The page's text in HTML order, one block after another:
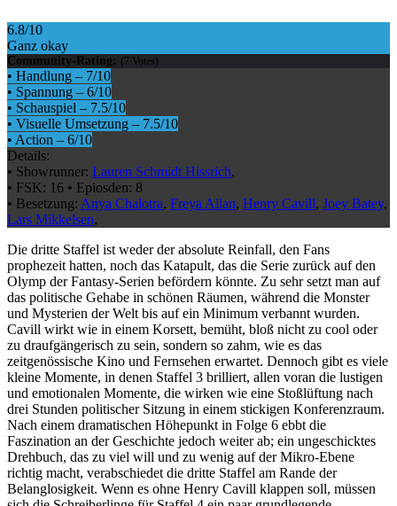
6.8/10
Ganz okay
Community-Rating: ( 7 Votes)
• Handlung – 7/10
• Spannung – 6/10
• Schauspiel – 7.5/10
• Visuelle Umsetzung – 7.5/10
• Action – 6/10
Details:
• Showrunner: Lauren Schmidt Hissrich,
• FSK: 16 • Epiosden: 8
• Besetzung: Anya Chalotra, Freya Allan, Henry Cavill, Joey Batey,
Lars Mikkelsen,
Die dritte Staffel ist weder der absolute Reinfall, den Fans
prophezeit hatten, noch das Katapult, das die Serie zurück auf den
Olymp der Fantasy-Serien befördern könnte. Zu sehr setzt man auf
das politische Gehabe in schönen Räumen, während die Monster
und Mysterien der Welt bis auf ein Minimum verbannt wurden.
Cavill wirkt wie in einem Korsett, bemüht, bloß nicht zu cool oder
zu draufgängerisch zu sein, sondern so zahm, wie es das
zeitgenössische Kino und Fernsehen erwartet. Dennoch gibt es viele
kleine Momente, in denen Staffel 3 brilliert, allen voran die lustigen
und emotionalen Momente, die wirken wie eine Stoßlüftung nach
drei Stunden politischer Sitzung in einem stickigen Konferenzraum.
Nach einem dramatischen Höhepunkt in Folge 6 ebbt die
Faszination an der Geschichte jedoch weiter ab; ein ungeschicktes
Drehbuch, das zu viel will und zu wenig auf der Mikro-Ebene
richtig macht, verabschiedet die dritte Staffel am Rande der
Belanglosigkeit. Wenn es ohne Henry Cavill klappen soll, müssen